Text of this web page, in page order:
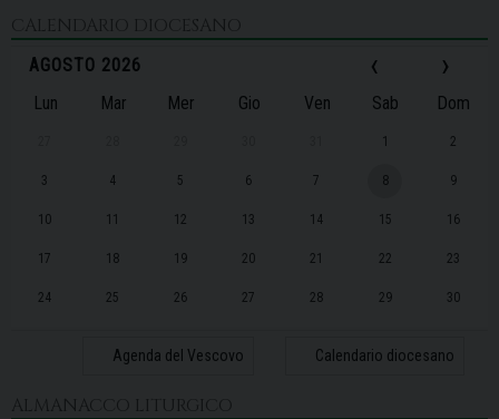
CALENDARIO DIOCESANO
‹
AGOSTO 2026 ›
Lun Mar Mer Gio Ven Sab Dom
1 2
3 4 5 6 7 8 9
10 11 12 13 14 15 16
17 18 19 20 21 22 23
24 25 26 27 28 29 30
Agenda del Vescovo Calendario diocesano
ALMANACCO LITURGICO